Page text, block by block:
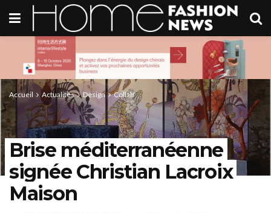
Accueil Actualités Design Collab'
Brise méditerranéenne
signée Christian Lacroix
Maison